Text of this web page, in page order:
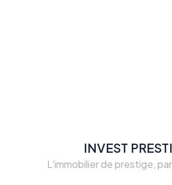
INVEST
L'immobilier de prestige,